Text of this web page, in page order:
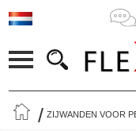
ZIJWANDEN VOOR